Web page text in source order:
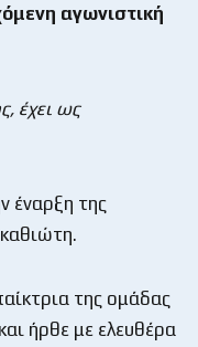
αγωνιστική
έχει ως
έναρξη της
της ομάδας
ήρθε με ελευθέρα